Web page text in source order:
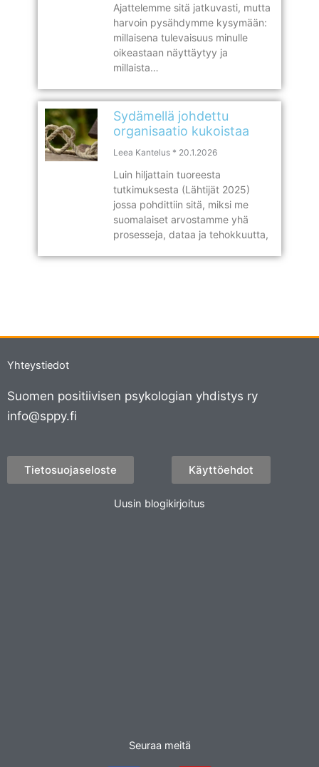
Ajattelemme sitä jatkuvasti, mutta
harvoin pysähdymme kysymään:
millaisena tulevaisuus minulle
oikeastaan näyttäytyy ja
millaista…
Sydämellä johdettu
organisaatio kukoistaa
Leea Kantelus 20.1.2026
Luin hiljattain tuoreesta
tutkimuksesta (Lähtijät 2025)
jossa pohdittiin sitä, miksi me
suomalaiset arvostamme yhä
prosesseja, dataa ja tehokkuutta,
Yhteystiedot
Suomen positiivisen psykologian yhdistys ry
info@sppy.fi
Tietosuojaseloste Käyttöehdot
Uusin blogikirjoitus
Seuraa meitä